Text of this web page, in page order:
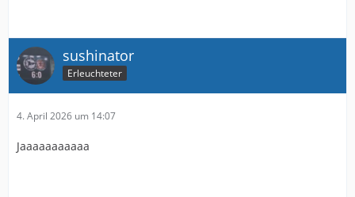
sushinator
Erleuchteter
4. April 2026 um 14:07
Jaaaaaaaaaaa